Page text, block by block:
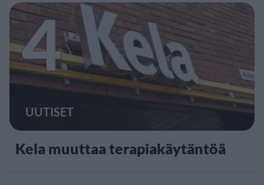
4
UUTISET
Kela muuttaa terapiakäytäntöä